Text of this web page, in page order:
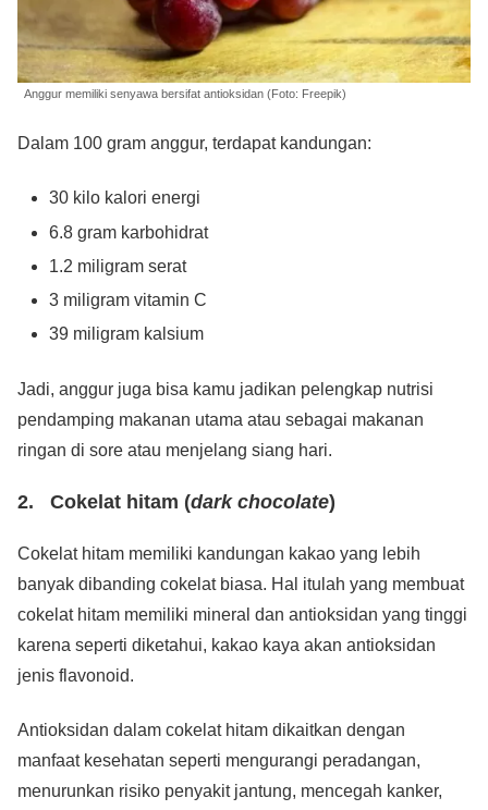
Anggur memiliki senyawa bersifat antioksidan (Foto: Freepik)
Dalam 100 gram anggur, terdapat kandungan:
30 kilo kalori energi
6.8 gram karbohidrat
1.2 miligram serat
3 miligram vitamin C
39 miligram kalsium
Jadi, anggur juga bisa kamu jadikan pelengkap nutrisi
pendamping makanan utama atau sebagai makanan
ringan di sore atau menjelang siang hari.
2. Cokelat hitam (dark chocolate)
Cokelat hitam memiliki kandungan kakao yang lebih
banyak dibanding cokelat biasa. Hal itulah yang membuat
cokelat hitam memiliki mineral dan antioksidan yang tinggi
karena seperti diketahui, kakao kaya akan antioksidan
jenis flavonoid.
Antioksidan dalam cokelat hitam dikaitkan dengan
manfaat kesehatan seperti mengurangi peradangan,
menurunkan risiko penyakit jantung, mencegah kanker,